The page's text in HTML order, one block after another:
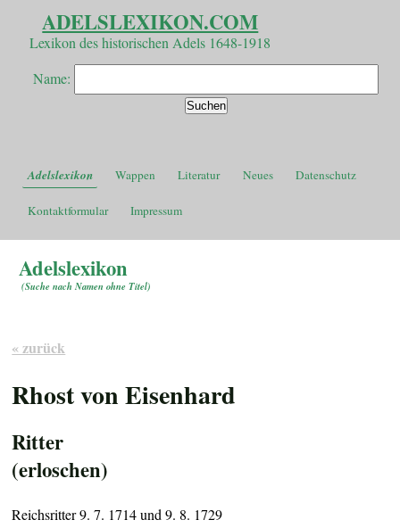
ADELSLEXIKON.COM
Lexikon des historischen Adels 1648-1918
Name:
Adelslexikon Wappen Literatur Neues Datenschutz
Kontaktformular Impressum
Adelslexikon
(Suche nach Namen ohne Titel)
« zurück
Rhost von Eisenhard
Ritter
(erloschen)
Reichsritter 9. 7. 1714 und 9. 8. 1729